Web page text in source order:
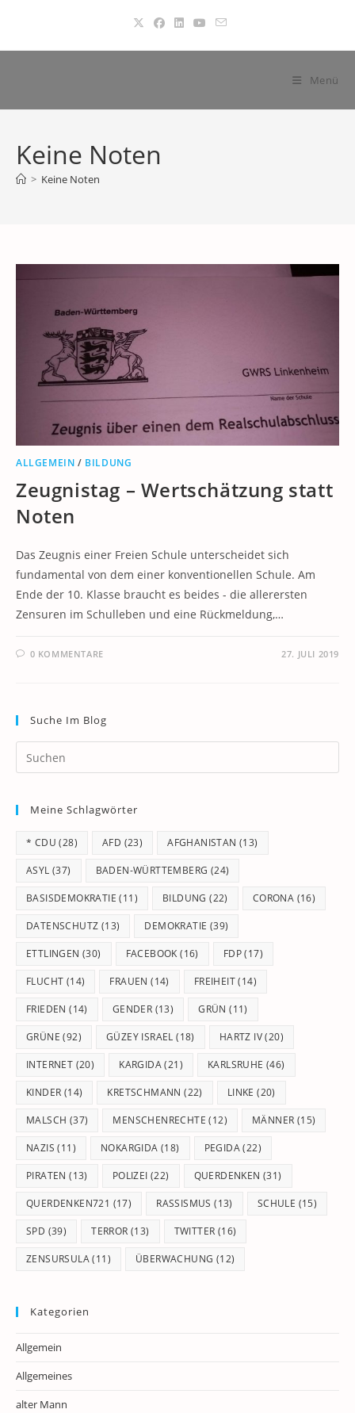
springen
Menü
Keine Noten
> Keine Noten
ALLGEMEIN / BILDUNG
Zeugnistag – Wertschätzung statt
Noten
Das Zeugnis einer Freien Schule unterscheidet sich
fundamental von dem einer konventionellen Schule. Am
Ende der 10. Klasse braucht es beides - die allerersten
Zensuren im Schulleben und eine Rückmeldung,…
0 KOMMENTARE 27. JULI 2019
Suche Im Blog
Meine Schlagwörter
* CDU (28) AFD (23) AFGHANISTAN (13)
ASYL (37) BADEN-WÜRTTEMBERG (24)
BASISDEMOKRATIE (11) BILDUNG (22) CORONA (16)
DATENSCHUTZ (13) DEMOKRATIE (39)
ETTLINGEN (30) FACEBOOK (16) FDP(17)
FLUCHT (14) FRAUEN (14) FREIHEIT(14)
FRIEDEN (14) GENDER (13) GRÜN (11)
GRÜNE (92) GÜZEY ISRAEL (18) HARTZ IV(20)
INTERNET (20) KARGIDA(21) KARLSRUHE (46)
KINDER (14) KRETSCHMANN (22) LINKE (20)
MALSCH (37) MENSCHENRECHTE (12) MÄNNER (15)
NAZIS (11) NOKARGIDA (18) PEGIDA(22)
PIRATEN (13) POLIZEI (22) QUERDENKEN (31)
QUERDENKEN721 (17) RASSISMUS (13) SCHULE (15)
SPD (39) TERROR (13) TWITTER (16)
ZENSURSULA(11) ÜBERWACHUNG (12)
Kategorien
Allgemein
Allgemeines
alter Mann